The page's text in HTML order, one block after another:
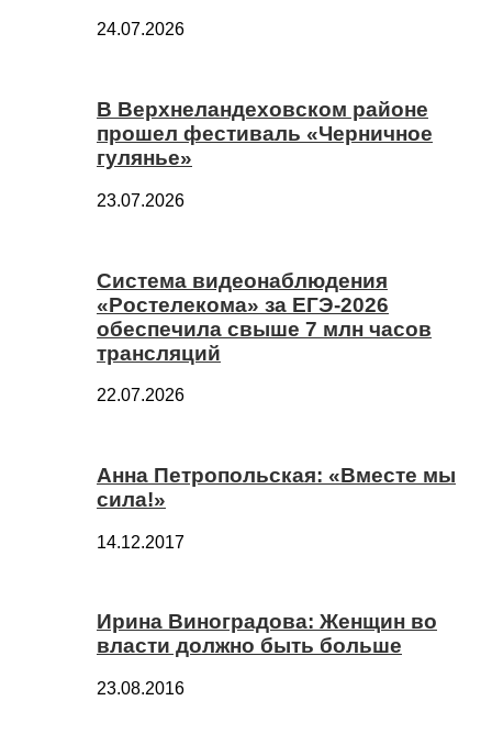
24.07.2026
В Верхнеландеховском районе
прошел фестиваль «Черничное
гулянье»
23.07.2026
Система видеонаблюдения
«Ростелекома» за ЕГЭ-2026
обеспечила свыше 7 млн часов
трансляций
22.07.2026
Анна Петропольская: «Вместе мы
сила!»
14.12.2017
Ирина Виноградова: Женщин во
власти должно быть больше
23.08.2016